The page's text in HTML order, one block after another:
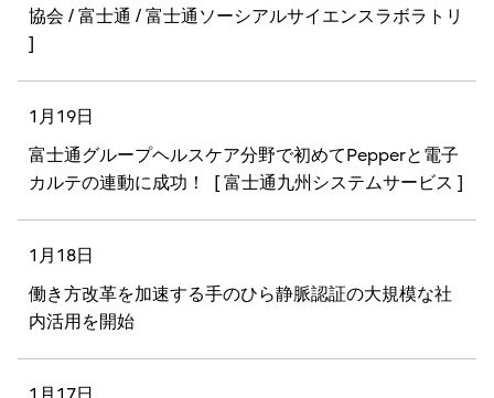
協会 / 富士通 / 富士通ソーシアルサイエンスラボラトリ
]
1月19日
富士通グループヘルスケア分野で初めてPepperと電子
カルテの連動に成功！
[ 富士通九州システムサービス ]
1月18日
働き方改革を加速する手のひら静脈認証の大規模な社
内活用を開始